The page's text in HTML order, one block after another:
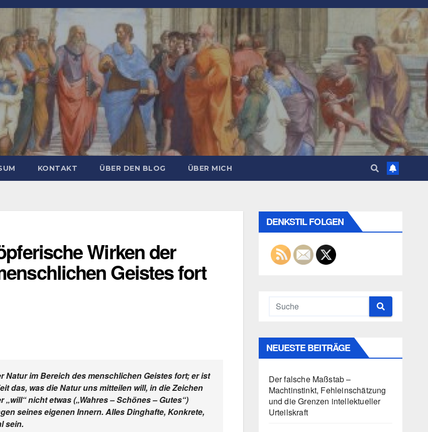
KONTAKT ÜBER DEN BLOG ÜBER MICH
Wirken der
Geistes fort
Natur im Bereich des menschlichen Geistes fort; er ist
das, was die Natur uns mitteilen will, in die Zeichen
nicht etwas („Wahres – Schönes – Gutes“)
seines eigenen Innern. Alles Dinghafte, Konkrete,
sein.
DENKSTIL FOLGEN
NEUESTE BEITRÄGE
Der falsche Maßstab –
Machtinstinkt, Fehleinschätzung
und die Grenzen intellektueller
Urteilskraft